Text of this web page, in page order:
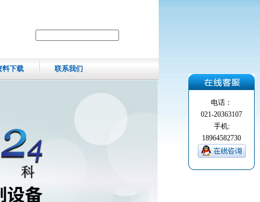
料下载 联系我们
电话：
021-20363107
手机:
18964582730